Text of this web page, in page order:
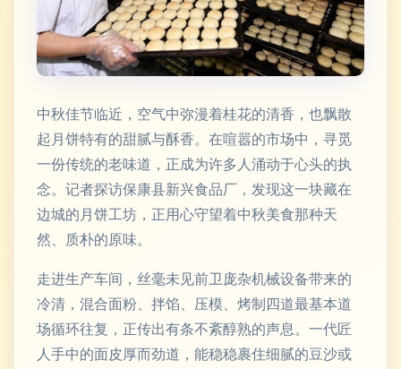
中秋佳节临近，空气中弥漫着桂花的清香，也飘散
起月饼特有的甜腻与酥香。在喧嚣的市场中，寻觅
一份传统的老味道，正成为许多人涌动于心头的执
念。记者探访保康县新兴食品厂，发现这一块藏在
边城的月饼工坊，正用心守望着中秋美食那种天
然、质朴的原味。
走进生产车间，丝毫未见前卫庞杂机械设备带来的
冷清，混合面粉、拌馅、压模、烤制四道最基本道
场循环往复，正传出有条不紊醇熟的声息。一代匠
人手中的面皮厚而劲道，能稳稳裹住细腻的豆沙或